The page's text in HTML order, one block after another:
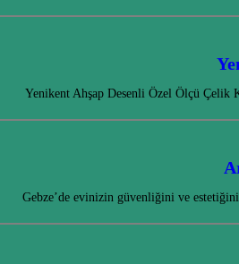
Yenikent Ahşap Desenli Özel Ölçü Çelik
Gebze’de evinizin güvenliğini ve estetiğini